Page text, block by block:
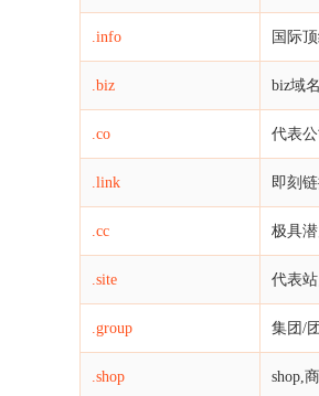
.info 国际
.biz biz域
.co 代表
.link 即刻
.cc 极具
.site 代表
.group 集团/
.shop shop,